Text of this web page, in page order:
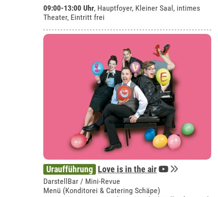
09:00-13:00 Uhr, Hauptfoyer, Kleiner Saal, intimes
Theater, Eintritt frei
Uraufführung Love is in the air
DarstellBar / Mini-Revue
Menü (Konditorei & Catering Schäpe)